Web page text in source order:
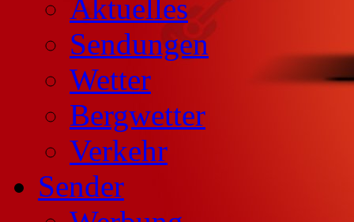
Aktuelles
Sendungen
Wetter
Bergwetter
Verkehr
Sender